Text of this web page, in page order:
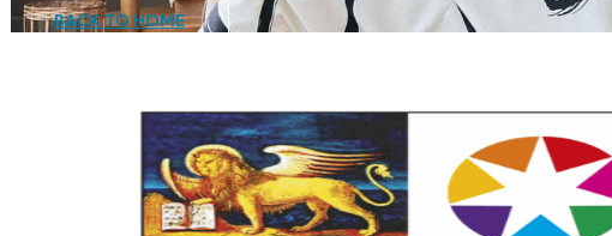
BACK TO HOME